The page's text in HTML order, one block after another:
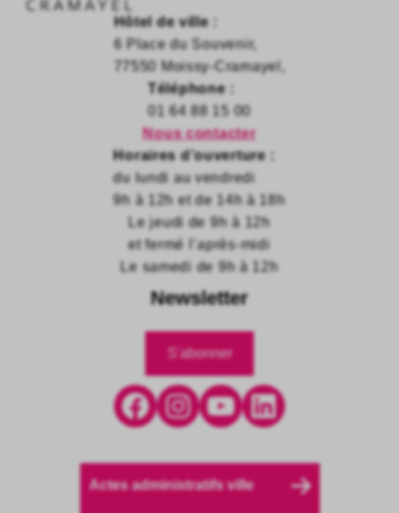
Hôtel de ville :
6 Place du Souvenir,
77550 Moissy-Cramayel,
Téléphone :
01 64 88 15 00
Nous contacter
Horaires d’ouverture :
du lundi au vendredi
9h à 12h et de 14h à 18h
Le jeudi de 9h à 12h
et fermé l’après-midi
Le samedi de 9h à 12h
Newsletter
S'abonner
Facebook Instagram YouTube LinkedIn
Actes administratifs ville